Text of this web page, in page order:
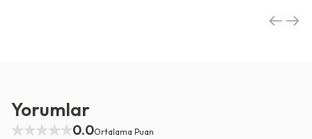
Yorumlar
0.0Ortalama Puan